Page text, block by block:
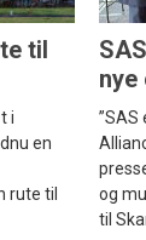
til
i
en
rute til
og
til